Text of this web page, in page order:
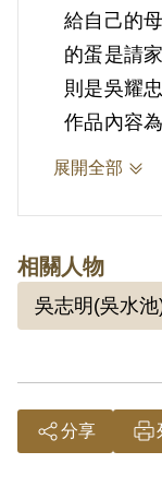
給自己的
的蛋是請
則是吳耀
作品內容
於蛋殼上
體，別具巧
2.周順吉
(59)更字
基金會」
展開全部
相關人物
吳志明(吳水池
分享